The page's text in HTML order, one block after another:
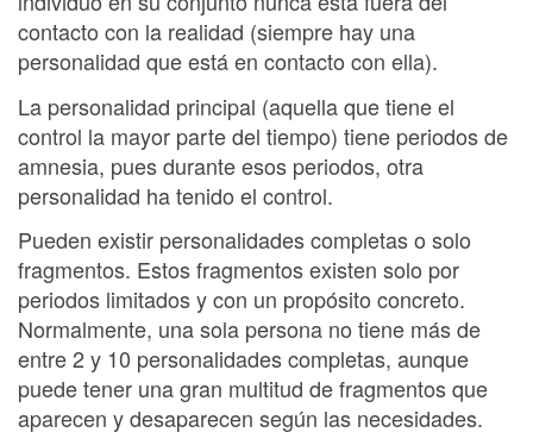
contacto con la realidad (siempre hay una
personalidad que está en contacto con ella).
La personalidad principal (aquella que tiene el
control la mayor parte del tiempo) tiene periodos de
amnesia, pues durante esos periodos, otra
personalidad ha tenido el control.
Pueden existir personalidades completas o solo
fragmentos. Estos fragmentos existen solo por
periodos limitados y con un propósito concreto.
Normalmente, una sola persona no tiene más de
entre 2 y 10 personalidades completas, aunque
puede tener una gran multitud de fragmentos que
aparecen y desaparecen según las necesidades.